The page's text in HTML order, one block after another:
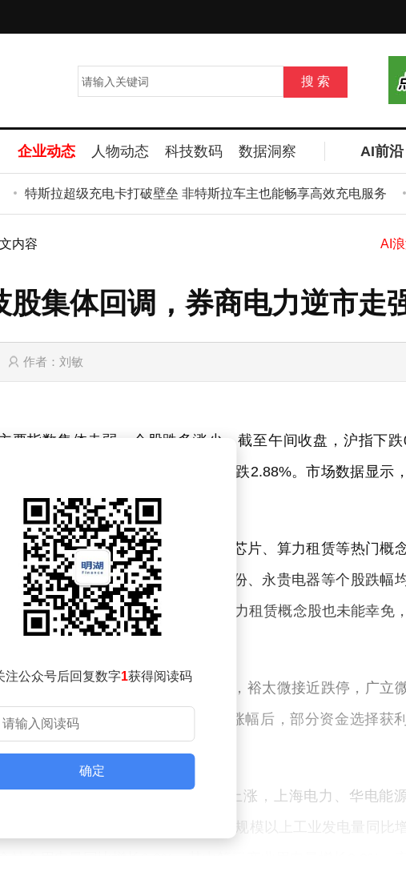
企业动态 人物动态 科技数码 数据洞察 AI前沿
特斯拉超级充电卡打破壁垒 非特斯拉车主也能畅享高效充电服务
内容
集体回调，券商电力逆市走
作者：刘敏
要指数集体走弱，个股跌多涨少。截至午间收盘，沪指下跌
0.51%，科创50指数表现最弱，下跌2.88%。市场数据显示
，整体市场情绪偏谨慎。
场调整的主要力量。光通信、存储芯片、算力租赁等热门概
，炬光科技跌幅超过10%，永鼎股份、永贵电器等个股跌幅
科技、大普微等个股跌幅居前。算力租赁概念股也未能幸免
出现回调。光莆股份跌幅超过12%，裕太微接近跌停，广立微
士指出，前期热门板块积累较大涨幅后，部分资金选择获
波动。
板块表现活跃。电力股盘中逆市上涨，上海电力、华电能
。国家统计局数据显示，4月份我国规模以上工业发电量同比
注公众号后回复数字1获得阅读码
确定